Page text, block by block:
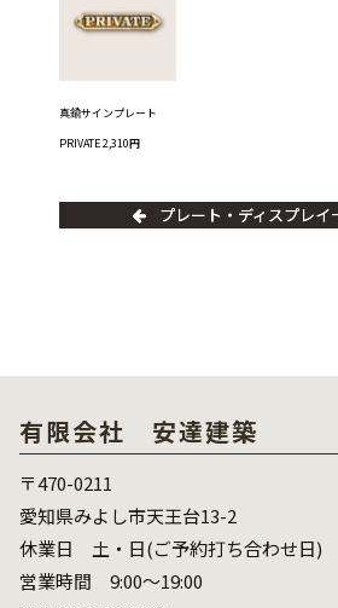
真鍮サインプレート
PRIVATE 2,310円
プレート・ディスプレイ
有限会社 安達建築
〒470-0211
愛知県みよし市天王台13-2
休業日 土・日(ご予約打ち合わせ日)
営業時間 9:00～19:00